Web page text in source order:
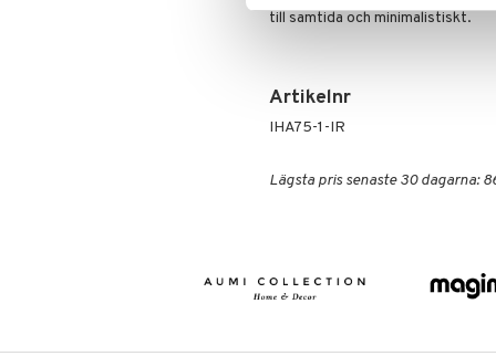
till samtida och minimalistiskt.
Artikelnr
IHA75-1-IR
Lägsta pris senaste 30 dagarna: